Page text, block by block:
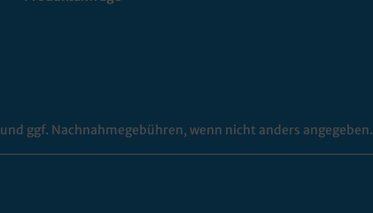
und ggf. Nachnahmegebühren, wenn nicht anders angegeben.